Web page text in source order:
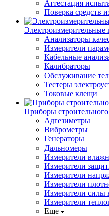
Аттестация
Поверка средств
Анализаторы
Измерители
Кабельные
Калибраторы
Обслуживание
Тестеры
Токовые клещи
Приборы
Адгезиметры
Виброметры
Генераторы
Дальномеры
Измерители
Измерители
Измерители
Измерители
Измерители силы
Измерители
Еще